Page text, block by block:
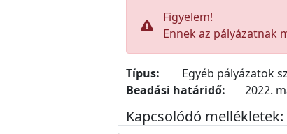
Figyelem!
Ennek az pályázatnak
Típus:
Egyéb pályázatok
Beadási határidő:
2022.
Kapcsolódó mellékletek: